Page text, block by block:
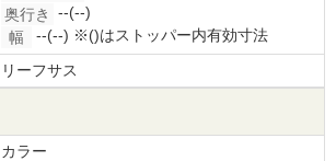
奥行き
--(--)
幅
--(--) ※()はストッパー内有効寸法
リーフサス
カラー